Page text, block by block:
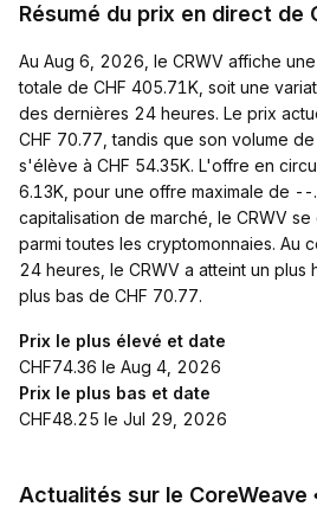
Résumé du prix en direct de
Au Aug 6, 2026, le CRWV affiche
totale de CHF 405.71K, soit une
des dernières 24 heures. Le prix
CHF 70.77, tandis que son volume
s'élève à CHF 54.35K. L'offre en
6.13K, pour une offre maximale de --
capitalisation de marché, le CRWV
parmi toutes les cryptomonnaies. Au
24 heures, le CRWV a atteint un plus
plus bas de CHF 70.77.
Prix le plus élevé et date
CHF74.36 le Aug 4, 2026
Prix le plus bas et date
CHF48.25 le Jul 29, 2026
Actualités sur le CoreWeave